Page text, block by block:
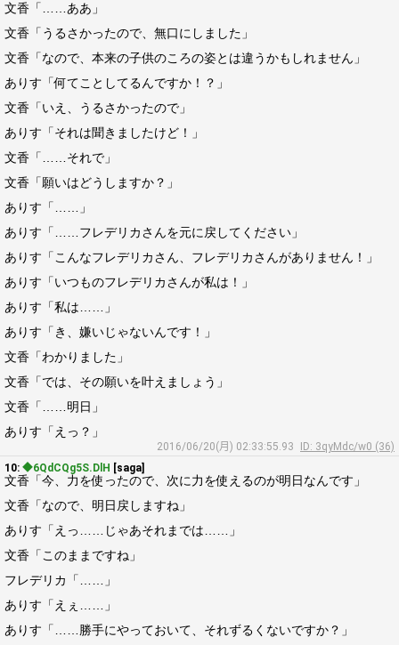
文香「……ああ」
文香「うるさかったので、無口にしました」
文香「なので、本来の子供のころの姿とは違うかもしれません」
ありす「何てことしてるんですか！？」
文香「いえ、うるさかったので」
ありす「それは聞きましたけど！」
文香「……それで」
文香「願いはどうしますか？」
ありす「……」
ありす「……フレデリカさんを元に戻してください」
ありす「こんなフレデリカさん、フレデリカさんがありません！」
ありす「いつものフレデリカさんが私は！」
ありす「私は……」
ありす「き、嫌いじゃないんです！」
文香「わかりました」
文香「では、その願いを叶えましょう」
文香「……明日」
ありす「えっ？」
2016/06/20(月) 02:33:55.93
ID: 3qyMdc/w0 (36)
10: ◆6QdCQg5S.DlH [saga]
文香「今、力を使ったので、次に力を使えるのが明日なんです」
文香「なので、明日戻しますね」
ありす「えっ……じゃあそれまでは……」
文香「このままですね」
フレデリカ「……」
ありす「えぇ……」
ありす「……勝手にやっておいて、それずるくないですか？」